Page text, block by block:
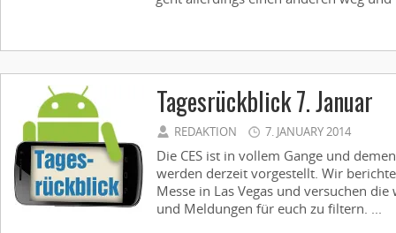
Tagesrückblick 7. Januar
REDAKTION 7. JANUARY 2014
Die CES ist in vollem Gange und
werden derzeit vorgestellt. Wir
Messe in Las Vegas und versuchen
und Meldungen für euch zu filtern. ...